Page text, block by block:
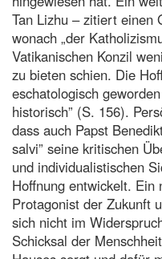
Tan Lizhu – zitiert einen
wonach „der
Vatikanischen Konzil
zu bieten schien. Die
eschatologisch
historisch” (S. 156).
dass auch Papst
salvi” seine kritischen
und individualistischen
Hoffnung entwickelt. Ein
Protagonist der Zukunft
sich nicht im
Schicksal der